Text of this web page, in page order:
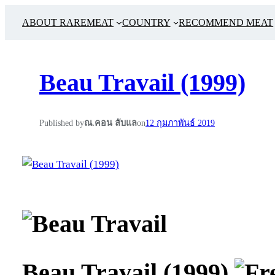
ABOUT RAREMEAT COUNTRY RECOMMEND MEAT
Beau Travail (1999)
Published byณ.คอน ลับแลon12 กุมภาพันธ์ 2019